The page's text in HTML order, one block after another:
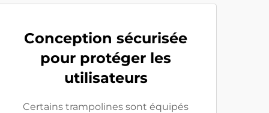
Conception sécurisée
pour protéger les
utilisateurs
Certains trampolines sont équipés